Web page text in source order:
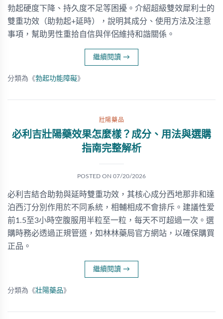
勃起硬度下降、持久度不足等困擾。介紹超級雙效犀利士的
雙重功效（助勃起+延時），說明其成分、使用方法及注意
事項，幫助男性重拾自信與伴侶維持和諧關係。
繼續閱讀 →
分類為《勃起功能障礙》
壯陽藥品
必利吉壯陽藥效果怎麼樣？成分、用法與選購
指南完整解析
POSTED ON 07/20/2026
必利吉結合助勃與延時雙重功效，其核心成分西地那非和達
泊西汀分別作用於不同系統，相輔相成不會排斥。建議性爱
前1.5至3小時空腹服用半粒至一粒，每天不可超過一次。選
購時務必透過正規管道，如林林藥局官方網站，以確保購買
正品。
繼續閱讀 →
分類為《壯陽藥品》